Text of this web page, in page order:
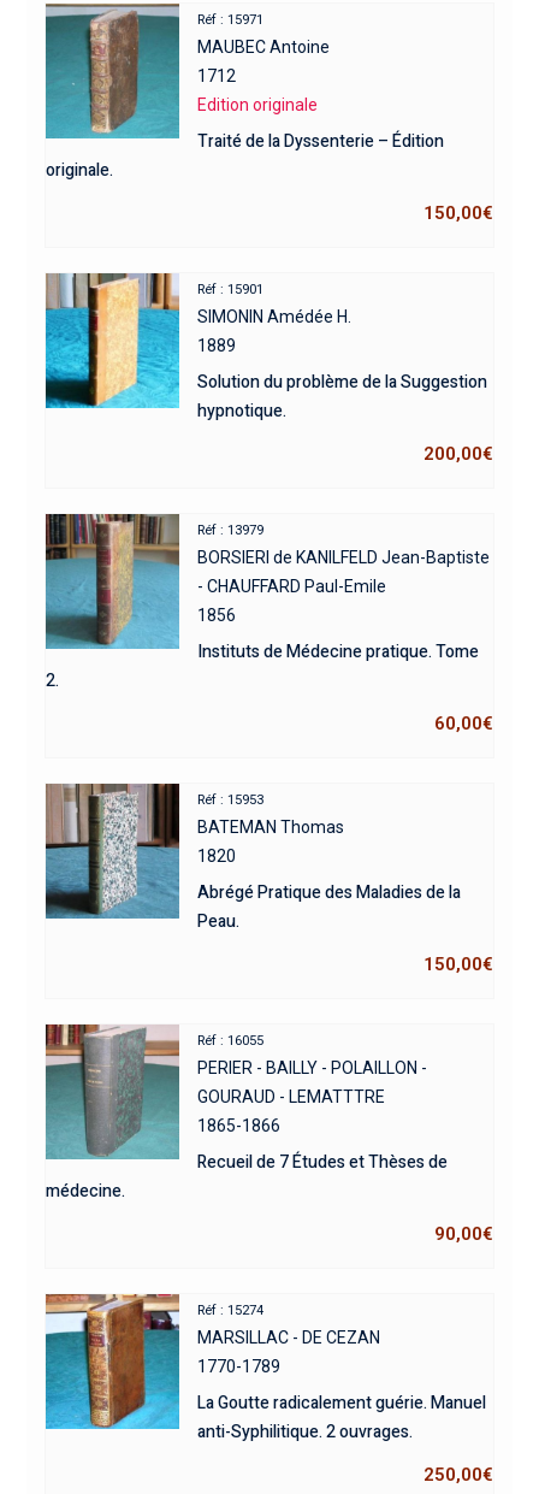
Réf : 15971
MAUBEC Antoine
1712
Edition originale
Traité de la Dyssenterie – Édition
originale.
150,00€
Réf : 15901
SIMONIN Amédée H.
1889
Solution du problème de la Suggestion
hypnotique.
200,00€
Réf : 13979
BORSIERI de KANILFELD Jean-Baptiste
- CHAUFFARD Paul-Emile
1856
Instituts de Médecine pratique. Tome
2.
60,00€
Réf : 15953
BATEMAN Thomas
1820
Abrégé Pratique des Maladies de la
Peau.
150,00€
Réf : 16055
PERIER - BAILLY - POLAILLON -
GOURAUD - LEMATTTRE
1865-1866
Recueil de 7 Études et Thèses de
médecine.
90,00€
Réf : 15274
MARSILLAC - DE CEZAN
1770-1789
La Goutte radicalement guérie. Manuel
anti-Syphilitique. 2 ouvrages.
250,00€